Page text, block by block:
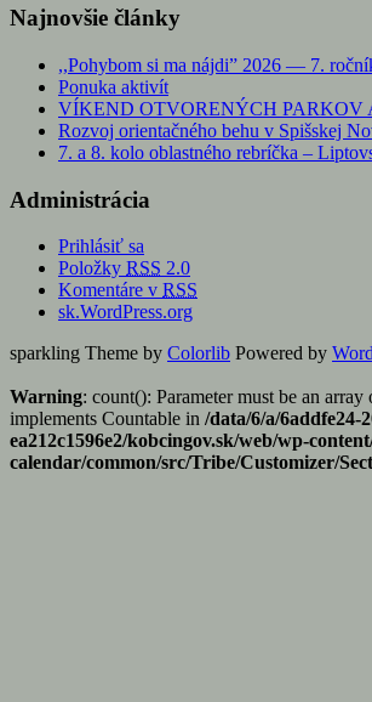
Najnovšie články
,,Pohybom si ma nájdi” 2026 — 7.
Ponuka aktivít
VÍKEND OTVORENÝCH PARKOV
Rozvoj orientačného behu v Spišskej
7. a 8. kolo oblastného rebríčka –
Administrácia
Prihlásiť sa
Položky RSS 2.0
Komentáre v RSS
sk.WordPress.org
sparkling Theme by Colorlib Powered by
Warning: count(): Parameter must be an array
implements Countable in /data/6/a/6addfe24-
ea212c1596e2/kobcingov.sk/web/wp-
calendar/common/src/Tribe/Customizer/